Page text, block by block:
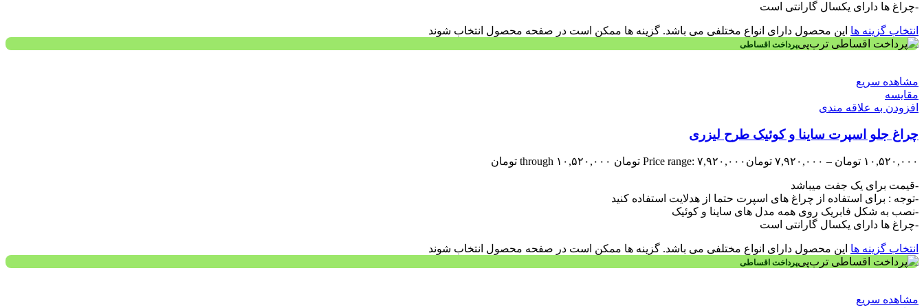
-چراغ ها دارای یکسال گارانتی است
انتخاب گزینه ها این محصول دارای انواع مختلفی می باشد. گزینه ها ممکن است در صفحه محصول انتخاب شوند
پرداخت اقساطی
مشاهده سریع
مقایسه
افزودن به علاقه مندی
چراغ جلو اسپرت ساینا و کوئیک طرح لیزری
۱۰,۵۲۰,۰۰۰ تومان – ۷,۹۲۰,۰۰۰ تومان Price range: ۷,۹۲۰,۰۰۰ تومان through ۱۰,۵۲۰,۰۰۰ تومان
-قیمت برای یک جفت میباشد
-توجه : برای استفاده از چراغ های اسپرت حتما از هدلایت استفاده کنید
-نصب به شکل فابریک روی همه مدل های ساینا و کوئیک
-چراغ ها دارای یکسال گارانتی است
انتخاب گزینه ها این محصول دارای انواع مختلفی می باشد. گزینه ها ممکن است در صفحه محصول انتخاب شوند
پرداخت اقساطی
مشاهده سریع